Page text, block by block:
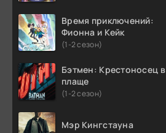
Время приключений:
Фионна и Кейк
(1-2 сезон)
Бэтмен: Крестоносец в
плаще
(1-2 сезон)
Мэр Кингстауна